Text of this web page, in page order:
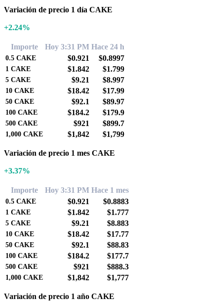
Variación de precio 1 día CAKE
+2.24%
Importe Hoy 3:31 PM Hace 24 h
0.5 CAKE $0.921 $0.8997
1 CAKE $1.842 $1.799
5 CAKE $9.21 $8.997
10 CAKE $18.42 $17.99
50 CAKE $92.1 $89.97
100 CAKE $184.2 $179.9
500 CAKE $921 $899.7
1,000 CAKE $1,842 $1,799
Variación de precio 1 mes CAKE
+3.37%
Importe Hoy 3:31 PM Hace 1 mes
0.5 CAKE $0.921 $0.8883
1 CAKE $1.842 $1.777
5 CAKE $9.21 $8.883
10 CAKE $18.42 $17.77
50 CAKE $92.1 $88.83
100 CAKE $184.2 $177.7
500 CAKE $921 $888.3
1,000 CAKE $1,842 $1,777
Variación de precio 1 año CAKE